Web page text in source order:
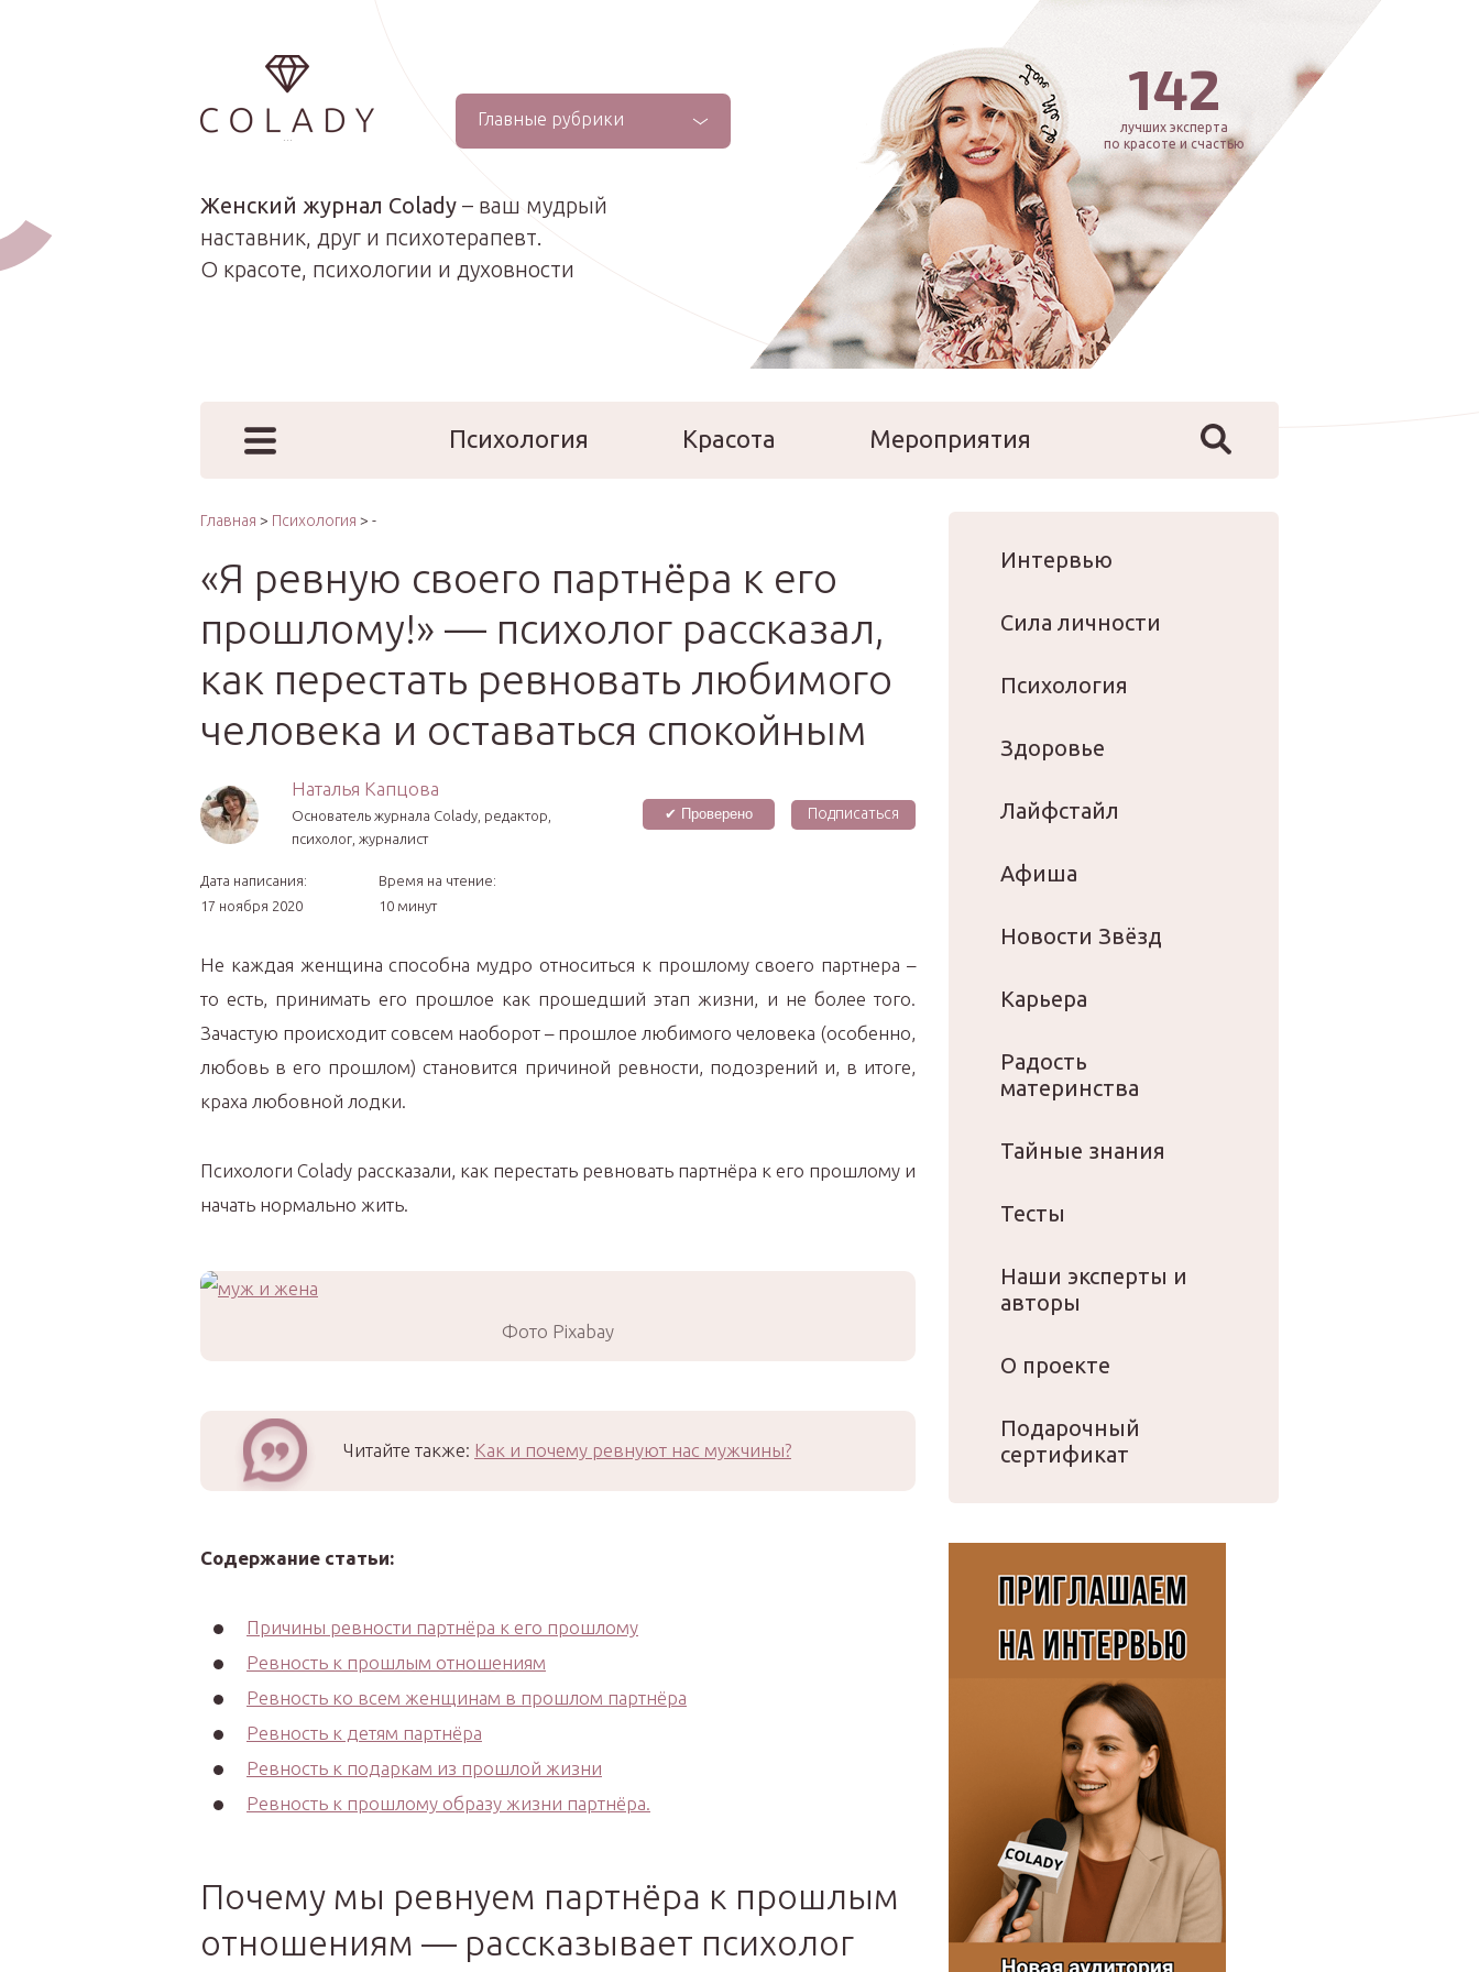
...
Главные рубрики
Женский журнал Colady – ваш мудрый
наставник, друг и психотерапевт.
О красоте, психологии и духовности
142
лучших эксперта
по красоте и счастью
Психология Красота
Мероприятия
Главная > Психология > -
«Я ревную своего партнёра к его
прошлому!» — психолог рассказал,
как перестать ревновать любимого
человека и оставаться спокойным
Наталья Капцова
Основатель журнала Colady, редактор,
психолог, журналист
✔ Проверено Подписаться
Дата написания:
17 ноября 2020
Время на чтение:
10 минут
Не каждая женщина способна мудро относиться к прошлому своего партнера –
то есть, принимать его прошлое как прошедший этап жизни, и не более того.
Зачастую происходит совсем наоборот – прошлое любимого человека (особенно,
любовь в его прошлом) становится причиной ревности, подозрений и, в итоге,
краха любовной лодки.
Психологи Colady рассказали, как перестать ревновать партнёра к его прошлому и
начать нормально жить.
Фото Pixabay
Читайте также: Как и почему ревнуют нас мужчины?
Содержание статьи:
Причины ревности партнёра к его прошлому
Ревность к прошлым отношениям
Ревность ко всем женщинам в прошлом партнёра
Ревность к детям партнёра
Ревность к подаркам из прошлой жизни
Ревность к прошлому образу жизни партнёра.
Почему мы ревнуем партнёра к прошлым
отношениям — рассказывает психолог
Интервью
Сила личности
Психология
Здоровье
Лайфстайл
Афиша
Новости Звёзд
Карьера
Радость
материнства
Тайные знания
Тесты
Наши эксперты и
авторы
О проекте
Подарочный
сертификат